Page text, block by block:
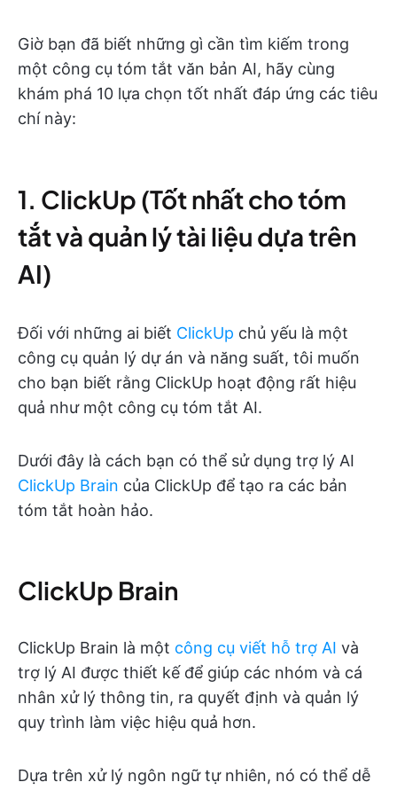
Giờ bạn đã biết những gì cần tìm kiếm trong
một công cụ tóm tắt văn bản AI, hãy cùng
khám phá 10 lựa chọn tốt nhất đáp ứng các tiêu
chí này:
1. ClickUp (Tốt nhất cho tóm
tắt và quản lý tài liệu dựa trên
AI)
Đối với những ai biết ClickUp chủ yếu là một
công cụ quản lý dự án và năng suất, tôi muốn
cho bạn biết rằng ClickUp hoạt động rất hiệu
quả như một công cụ tóm tắt AI.
Dưới đây là cách bạn có thể sử dụng trợ lý AI
ClickUp Brain của ClickUp để tạo ra các bản
tóm tắt hoàn hảo.
ClickUp Brain
ClickUp Brain là một công cụ viết hỗ trợ AI và
trợ lý AI được thiết kế để giúp các nhóm và cá
nhân xử lý thông tin, ra quyết định và quản lý
quy trình làm việc hiệu quả hơn.
Dựa trên xử lý ngôn ngữ tự nhiên, nó có thể dễ